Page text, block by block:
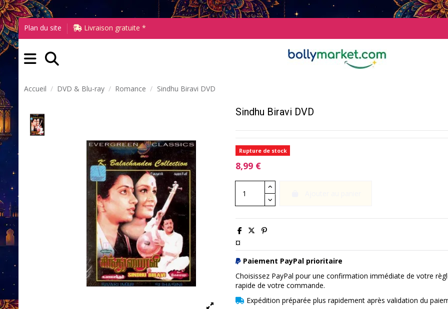
Plan du site Livraison gratuite *
Accueil DVD & Blu-ray Romance Sindhu Biravi DVD
Sindhu Biravi DVD
Rupture de stock
8,99 €
¤
Paiement PayPal prioritaire
Choisissez PayPal pour une confirmation immédiate de votre
rapide de votre commande.
Expédition préparée plus rapidement après validation du